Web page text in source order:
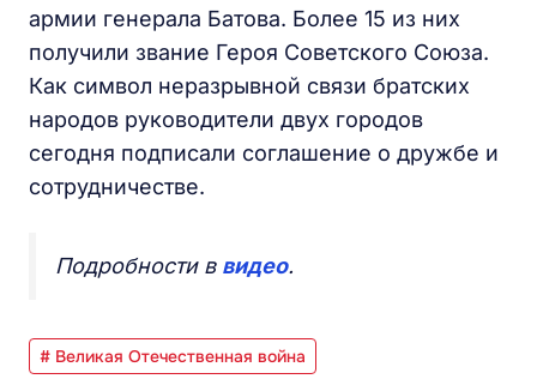
армии генерала Батова. Более 15 из них
получили звание Героя Советского Союза.
Как символ неразрывной связи братских
народов руководители двух городов
сегодня подписали соглашение о дружбе и
сотрудничестве.
Подробности в видео.
# Великая Отечественная война